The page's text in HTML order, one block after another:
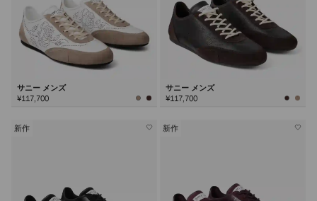
サニー メンズ
¥117,700
サニー メンズ
¥117,700
新作 新作